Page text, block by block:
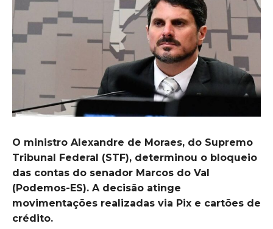
O ministro Alexandre de Moraes, do Supremo
Tribunal Federal (STF), determinou o bloqueio
das contas do senador Marcos do Val
(Podemos-ES). A decisão atinge
movimentações realizadas via Pix e cartões de
crédito.